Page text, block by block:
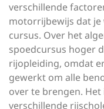
verschillende
motorrijbewijs dat je
cursus. Over het
spoedcursus hoger
rijopleiding, omdat
gewerkt om alle
over te brengen.
verschillende